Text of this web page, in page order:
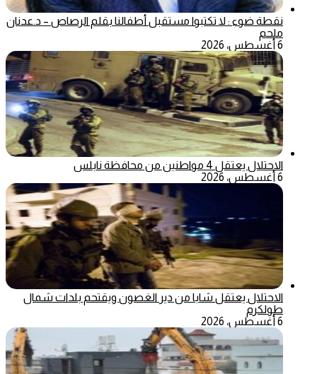
نقطة ضوء : لا تكتبوا مستقبل أطفالنا بقلم الرصاص – د.عدنان
ملحم
6 أغسطس، 2026
الاحتلال يعتقل 4 مواطنين من محافظة نابلس
6 أغسطس، 2026
الاحتلال يعتقل شابا من دير الغصون ويقتحم بلدات شمال
طولكرم
6 أغسطس، 2026